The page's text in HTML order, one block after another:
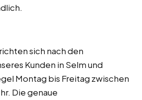
sich nach den
Kunden in Selm und
Montag bis Freitag zwischen
Die genaue